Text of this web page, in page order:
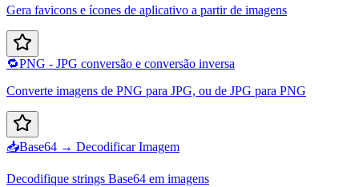
Gera favicons e ícones de aplicativo a partir de imagens
🔁PNG - JPG conversão e conversão inversa
Converte imagens de PNG para JPG, ou de JPG para PNG
📥Base64 → Decodificar Imagem
Decodifique strings Base64 em imagens